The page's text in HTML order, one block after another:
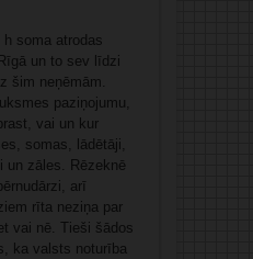
h soma atrodas
un to sev līdzi
šim neņēmām.
paziņojumu,
vai un kur
somas, lādētāji,
un zāles. Rēzeknē
arī
rīta neziņa par
vai nē. Tieši šādos
ka valsts noturība